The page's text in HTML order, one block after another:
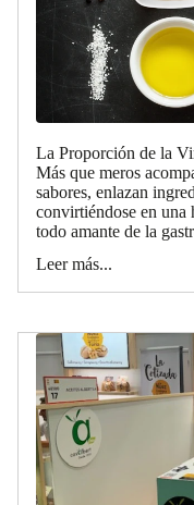
La Proporción de la
Más que meros
sabores, enlazan
convirtiéndose en una
todo amante de la
Leer más...